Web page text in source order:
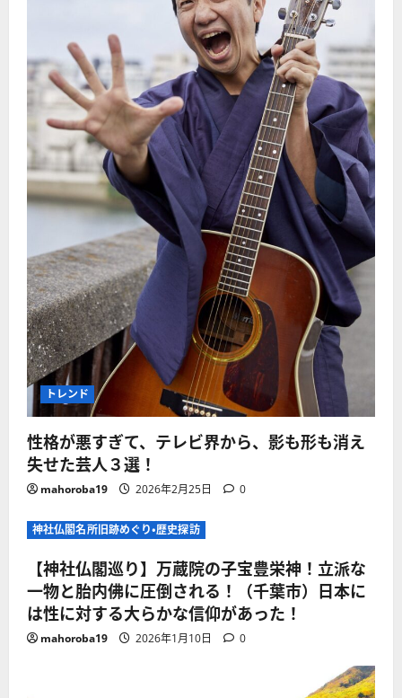
トレンド
性格が悪すぎて、テレビ界から、影も形も消え
失せた芸人３選！
mahoroba19 2026年2月25日 0
神社仏閣名所旧跡めぐり・歴史探訪
【神社仏閣巡り】万蔵院の子宝豊栄神！立派な
一物と胎内佛に圧倒される！（千葉市）日本に
は性に対する大らかな信仰があった！
mahoroba19 2026年1月10日 0